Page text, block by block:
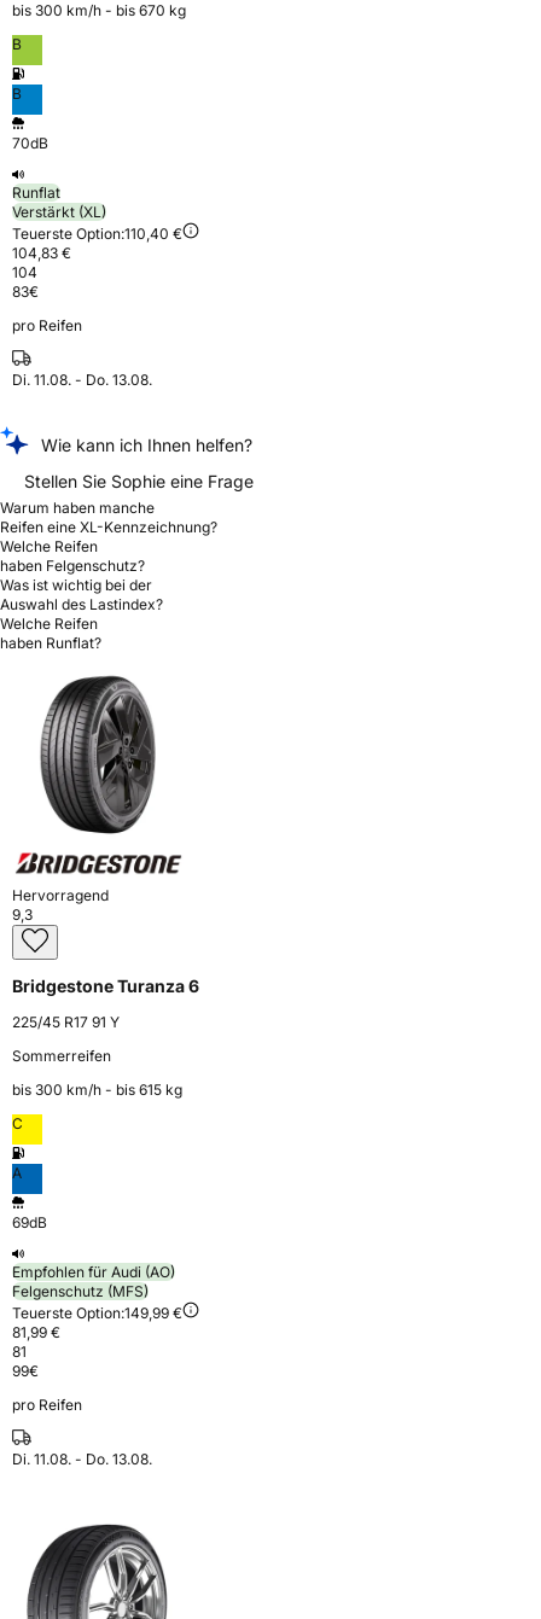
bis 300 km⁠/⁠h - bis 670 kg
B
B
70dB
Runflat
Verstärkt (XL)
Teuerste Option:110,40 €
104,83 €
104
83€
pro Reifen
Di. 11.08. - Do. 13.08.
Wie kann ich Ihnen helfen?
Stellen Sie Sophie eine Frage
Warum haben manche
Reifen eine XL-Kennzeichnung?
Welche Reifen
haben Felgenschutz?
Was ist wichtig bei der
Auswahl des Lastindex?
Welche Reifen
haben Runflat?
Hervorragend
9,3
Bridgestone Turanza 6
225/45 R17 91 Y
Sommerreifen
bis 300 km⁠/⁠h - bis 615 kg
C
A
69dB
Empfohlen für Audi (AO)
Felgenschutz (MFS)
Teuerste Option:149,99 €
81,99 €
81
99€
pro Reifen
Di. 11.08. - Do. 13.08.